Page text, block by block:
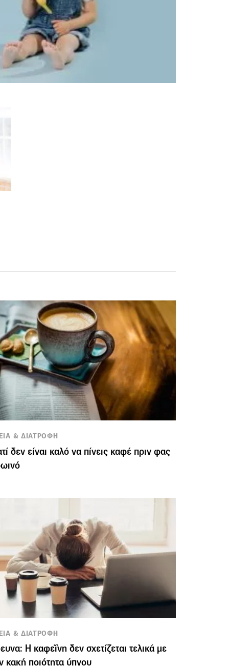
& ΔΙΑΤΡΟΦΗ
δεν είναι καλό να πίνεις καφέ πριν φας
& ΔΙΑΤΡΟΦΗ
H καφεΐνη δεν σχετίζεται τελικά με
κακή ποιότητα ύπνου